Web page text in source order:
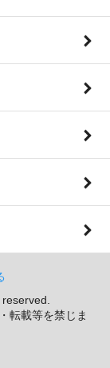
転載等を禁じま